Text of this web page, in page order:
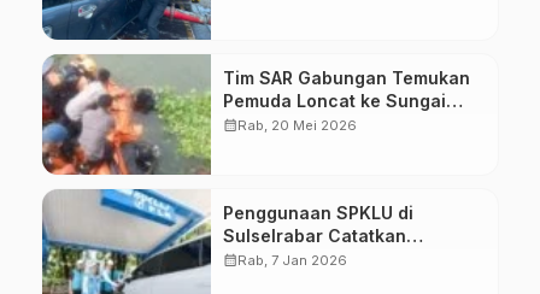
Tim SAR Gabungan Temukan
Pemuda Loncat ke Sungai
Pampang Makassar
calendar_monthRab, 20 Mei 2026
Penggunaan SPKLU di
Sulselrabar Catatkan
Kenaikan Tiga Kali Lipat di
calendar_monthRab, 7 Jan 2026